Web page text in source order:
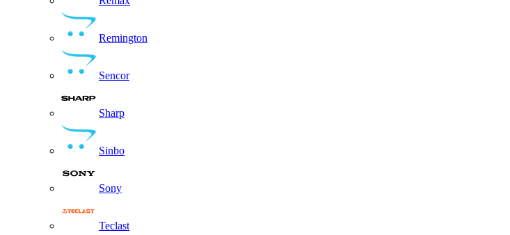
Remington
Sencor
Sharp
Sinbo
Sony
Teclast